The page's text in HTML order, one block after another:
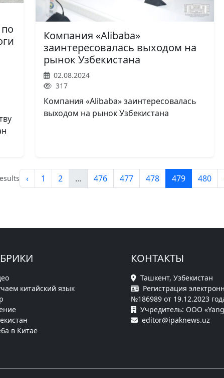
Компания «Alibaba»
заинтересовалась выходом на
рынок Узбекистана
02.08.2024
317
Компания «Alibaba» заинтересовалась
выходом на рынок Узбекистана
‹ 1 2 ... 476 477 478 479 480
китайский язык
в Китае
КОНТАКТЫ
Ташкент, Узбекистан
Регистрация
№186989 от 19.12.2023
Учредитель: ООО
editor@ipaknews.uz